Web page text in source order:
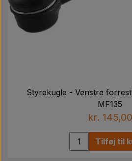
Styrekugle - Venstre
MF135
kr. 145,00
Tilføj til